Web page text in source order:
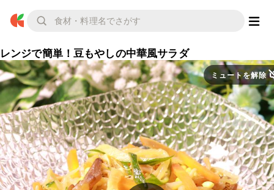
レンジで簡単！豆もやしの中華風サラダ
ミュートを解除